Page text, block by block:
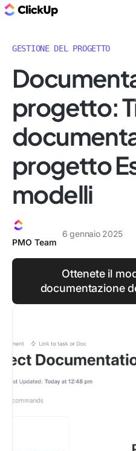
GESTIONE DEL PROGETTO
progetto:
progetto
modelli
PMO Team
6 gennaio 2025
Ottenete il
documentazione